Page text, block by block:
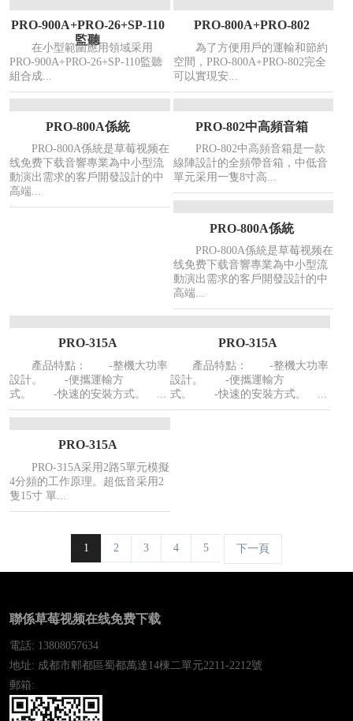
PRO-900A+PRO-26+SP-110
監聽
在小型範圍應用領域采用
PRO-900A+PRO-26+SP-110監聽
組合成...
PRO-800A+PRO-802
為了方便用戶的運輸和節約
空間，PRO-800A+PRO-802完全
可以實現安...
PRO-800A係統
PRO-800A係統是草莓视频在
线免费下载音響專業為中小型流
動演出需求的客戶開發設計的中
高端...
PRO-802中高頻音箱
PRO-802中高頻音箱是一款
線陣設計的全頻帶音箱，中低音
單元采用一隻8寸高...
PRO-800A係統
PRO-800A係統是草莓视频在
线免费下载音響專業為中小型流
動演出需求的客戶開發設計的中
高端...
PRO-315A
產品特點： -整機大功率
設計。 -便攜運輸方
式。 -快速的安裝方式。 ...
PRO-315A
產品特點： -整機大功率
設計。 -便攜運輸方
式。 -快速的安裝方式。 ...
PRO-315A
PRO-315A采用2路5單元模擬
4分頻的工作原理。超低音采用2
隻15寸 單...
1 2 3 4 5 下一頁
聯係草莓视频在线免费下载
電話: 13808057634
地址: 成都市郫都區蜀都萬達14棟二單元2211-2212號
郵箱: